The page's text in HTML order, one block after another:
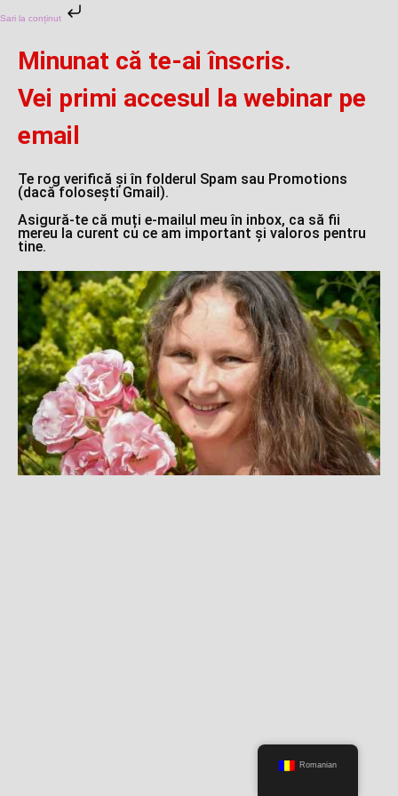
Sari la conținut
Minunat că te-ai înscris.
Vei primi accesul la webinar pe
email
Te rog verifică și în folderul Spam sau Promotions
(dacă folosești Gmail).
Asigură-te că muți e-mailul meu în inbox, ca să fii
mereu la curent cu ce am important și valoros pentru
tine.
Romanian